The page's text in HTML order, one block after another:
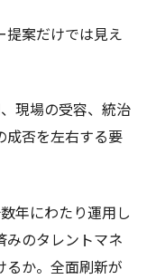
提案だけでは見え
現場の受容、統治
成否を左右する要
年にわたり運用し
みのタレントマネ
るか。全面刷新が